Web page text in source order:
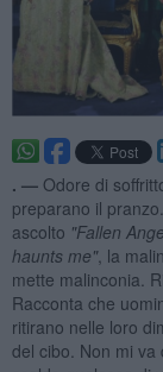
. — Odore di
preparano il
ascolto "Fallen
haunts me", la
mette malinconia.
Racconta che
ritirano nelle loro
del cibo. Non mi